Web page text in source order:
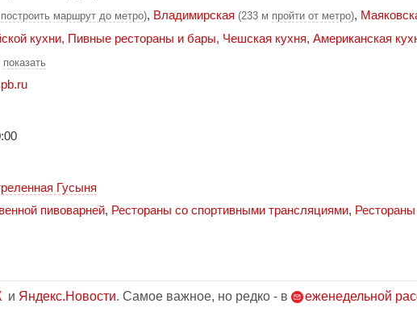
построить маршрут до метро), Владимирская (233 м пройти от метро),
кухни, Пивные рестораны и бары, Чешская кухня, Американская
показать
Гусыня
пивоварней, Рестораны со спортивными трансляциями,
и Яндекс.Новости. Самое важное, но редко - в еженедельной